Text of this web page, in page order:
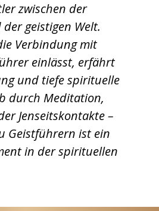
zwischen der
geistigen Welt.
Verbindung mit
einlässt, erfährt
und tiefe spirituelle
durch Meditation,
Jenseitskontakte –
Geistführern ist ein
in der spirituellen